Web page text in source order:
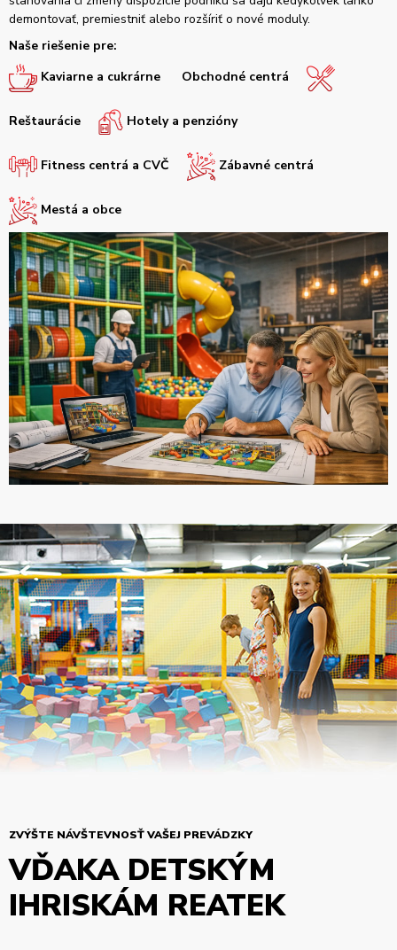
demontovať, premiestniť alebo rozšíriť o nové moduly.
Naše riešenie pre:
Kaviarne a cukrárne
Obchodné centrá
Reštaurácie Hotely a penzióny
Fitness centrá a CVČ Zábavné centrá
Mestá a obce
ZVÝŠTE NÁVŠTEVNOSŤ VAŠEJ PREVÁDZKY
VĎAKA DETSKÝM
IHRISKÁM REATEK